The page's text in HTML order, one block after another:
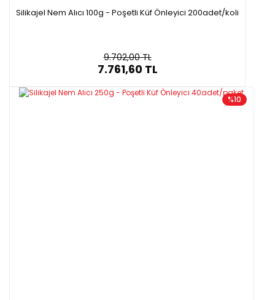
Silikajel Nem Alıcı 100g - Poşetli Küf Önleyici 200adet/koli
9.702,00 TL
7.761,60 TL
%10